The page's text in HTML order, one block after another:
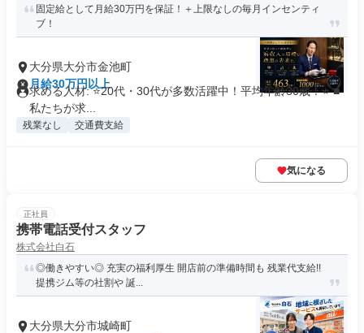
固定給として月給30万円を保証！＋上限なしの毎月インセンティ
ブ！
大分県大分市金池町
月給30万円以上
求める人材: ⭐️20代・30代が多数活躍中！平均年齢30歳！⭐️ ■
私たちが求...
残業なし 交通費支給
気になる
正社員
携帯電話受付スタッフ
株式会社白石
◎働きやすい◎ 充実の福利厚生 開店前の準備時間も 残業代支給!!
提携ジム等の社割や 誕...
大分県大分市城崎町